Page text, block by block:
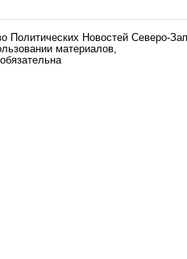
Политических Новостей Северо-
материалов,